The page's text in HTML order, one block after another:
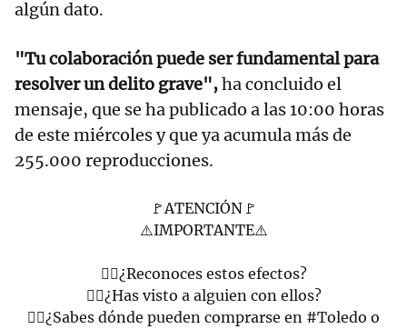
algún dato.
"Tu colaboración puede ser fundamental para
resolver un delito grave",ha concluido el
mensaje, que se ha publicado a las 10:00 horas
de este miércoles y que ya acumula más de
255.000 reproducciones.
🚩ATENCIÓN🚩
⚠️IMPORTANTE⚠️
👉🏻¿Reconoces estos efectos?
👉🏻¿Has visto a alguien con ellos?
👉🏻¿Sabes dónde pueden comprarse en #Toledo o